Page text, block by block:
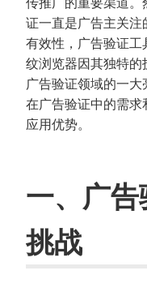
证一直是广告主关
有效性，广告验证
纹浏览器因其独特
广告验证领域的一
在广告验证中的需
应用优势。
一、广
挑战